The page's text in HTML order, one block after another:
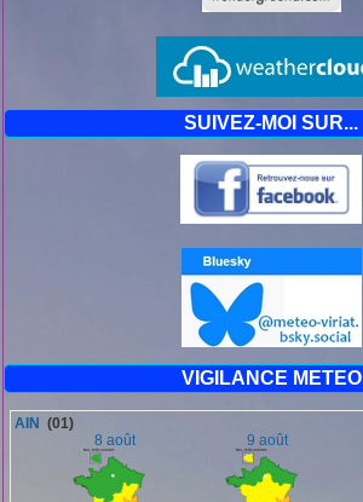
SUIVEZ-MOI SUR...
VIGILANCE METEO